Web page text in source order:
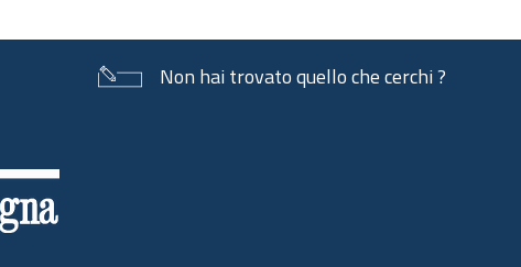
Non hai trovato quello che cerchi ?